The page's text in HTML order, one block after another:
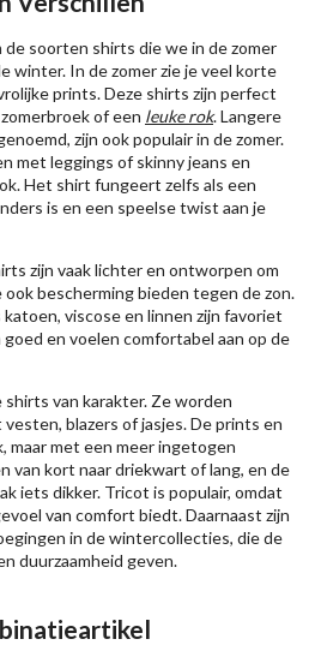
de soorten shirts die we in de zomer
winter. In de zomer zie je veel korte
prints. Deze shirts zijn perfect
of een leuke rok. Langere
zijn ook populair in de zomer.
met leggings of skinny jeans en
Het shirt fungeert zelfs als een
is en een speelse twist aan je
zijn vaak lichter en ontworpen om
bescherming bieden tegen de zon.
viscose en linnen zijn favoriet
en voelen comfortabel aan op de
van karakter. Ze worden
blazers of jasjes. De prints en
maar met een meer ingetogen
van kort naar driekwart of lang, en de
iets dikker. Tricot is populair, omdat
van comfort biedt. Daarnaast zijn
in de wintercollecties, die de
duurzaamheid geven.